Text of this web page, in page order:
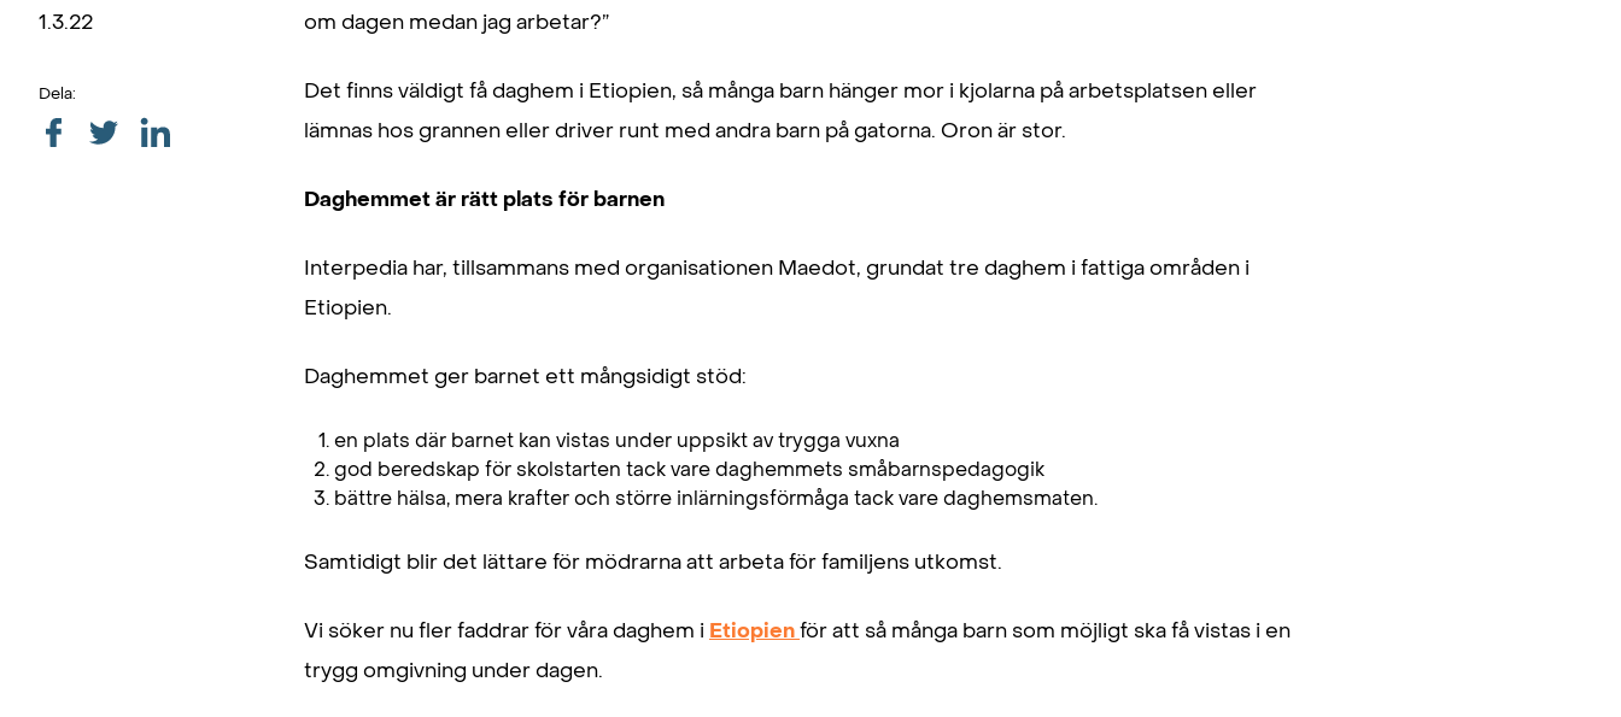
1.3.22
Dela:
om dagen medan jag arbetar?”
Det finns väldigt få daghem i Etiopien, så många barn hänger mor i kjolarna på arbetsplatsen eller
lämnas hos grannen eller driver runt med andra barn på gatorna. Oron är stor.
Daghemmet är rätt plats för barnen
Interpedia har, tillsammans med organisationen Maedot, grundat tre daghem i fattiga områden i
Etiopien.
Daghemmet ger barnet ett mångsidigt stöd:
en plats där barnet kan vistas under uppsikt av trygga vuxna
god beredskap för skolstarten tack vare daghemmets småbarnspedagogik
bättre hälsa, mera krafter och större inlärningsförmåga tack vare daghemsmaten.
Samtidigt blir det lättare för mödrarna att arbeta för familjens utkomst.
Vi söker nu fler faddrar för våra daghem i Etiopienför att så många barn som möjligt ska få vistas i en
trygg omgivning under dagen.